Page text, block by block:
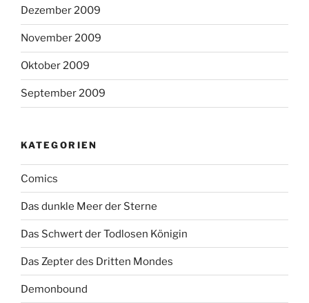
Dezember 2009
November 2009
Oktober 2009
September 2009
KATEGORIEN
Comics
Das dunkle Meer der Sterne
Das Schwert der Todlosen Königin
Das Zepter des Dritten Mondes
Demonbound